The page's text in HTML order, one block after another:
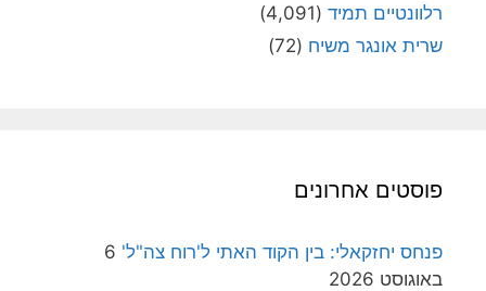
רלוונטיים תמיד (4,091)
שרית אונגר משיח (72)
פוסטים אחרונים
פנחס יחזקאלי: בין הקוד האתי ל'רוח צה"ל' 6
באוגוסט 2026